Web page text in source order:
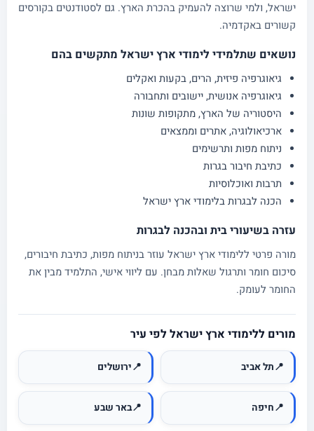
ישראל, ולמי שרוצה להעמיק בהכרת הארץ. גם לסטודנטים בקורסים
קשורים באקדמיה.
נושאים שתלמידי לימודי ארץ ישראל מתקשים בהם
גיאוגרפיה פיזית, הרים, בקעות ואקלים
גיאוגרפיה אנושית, יישובים ותחבורה
היסטוריה של הארץ, מתקופות שונות
ארכיאולוגיה, אתרים וממצאים
ניתוח מפות ותרשימים
כתיבת חיבור בגרות
תרבות ואוכלוסיות
הכנה לבגרות בלימודי ארץ ישראל
עזרה בשיעורי בית ובהכנה לבגרות
מורה פרטי ללימודי ארץ ישראל עוזר בניתוח מפות, כתיבת חיבורים,
סיכום חומר ותרגול שאלות מבחן. עם ליווי אישי, התלמיד מבין את
החומר לעומק.
מורים ללימודי ארץ ישראל לפי עיר
📍תל אביב 📍ירושלים
📍חיפה 📍באר שבע